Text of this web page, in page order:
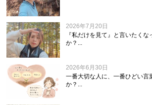
2026年7月20日
『私だけを見て』と言いたく
か？...
2026年6月30日
一番大切な人に、一番ひどい言
か？...